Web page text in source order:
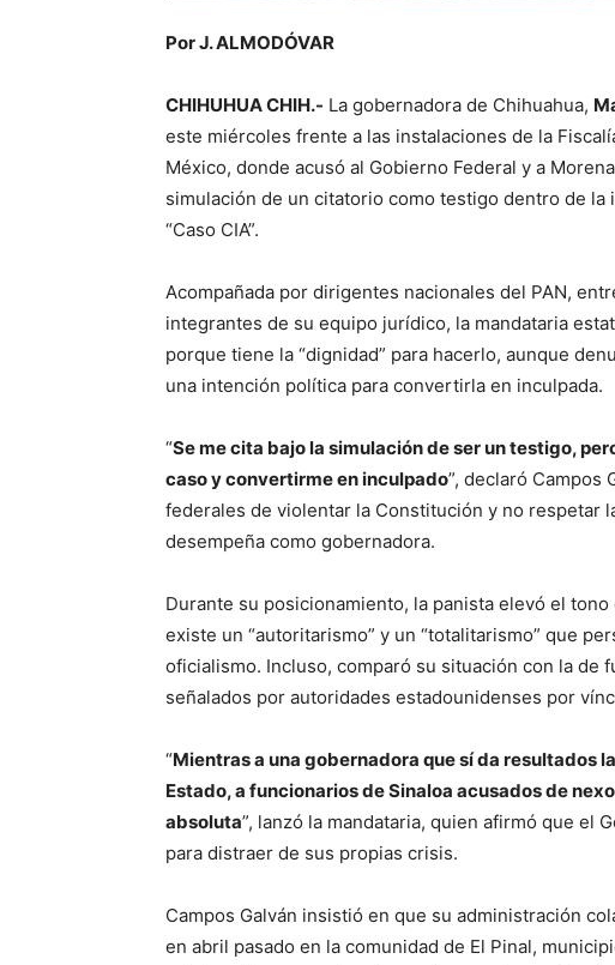
Por J. ALMODÓVAR
CHIHUHUA CHIH.- La gobernadora de Chihuahua,
este miércoles frente a las instalaciones de la
México, donde acusó al Gobierno Federal y a
simulación de un citatorio como testigo dentro de
“Caso CIA”.
Acompañada por dirigentes nacionales del PAN,
integrantes de su equipo jurídico, la mandataria
porque tiene la “dignidad” para hacerlo, aunque
una intención política para convertirla en inculpada.
“Se me cita bajo la simulación de ser un testigo,
caso y convertirme en inculpado”, declaró Campos
federales de violentar la Constitución y no respetar
desempeña como gobernadora.
Durante su posicionamiento, la panista elevó el
existe un “autoritarismo” y un “totalitarismo” que
oficialismo. Incluso, comparó su situación con la de
señalados por autoridades estadounidenses por
“Mientras a una gobernadora que sí da resultados
Estado, a funcionarios de Sinaloa acusados de
absoluta”, lanzó la mandataria, quien afirmó que el
para distraer de sus propias crisis.
Campos Galván insistió en que su administración
en abril pasado en la comunidad de El Pinal,